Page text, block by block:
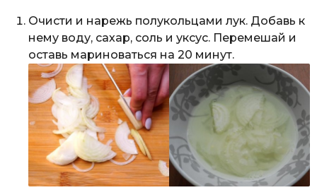
Очисти и нарежь полукольцами лук. Добавь к
нему воду, сахар, соль и уксус. Перемешай и
оставь мариноваться на 20 минут.